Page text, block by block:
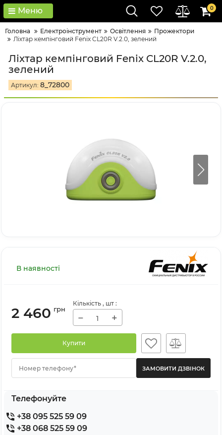
Меню 0
Головна Електроінструмент Освітлення
Прожектори
Ліхтар кемпінговий Fenix CL20R V.2.0, зелений
Ліхтар кемпінговий Fenix CL20R V.2.0,
зелений
Артикул: 8_72800
В наявності
2 460 грн
Кількість , шт :
− +
Купити
Номер телефону*
Телефонуйте
+38 095 525 59 09
+38 068 525 59 09